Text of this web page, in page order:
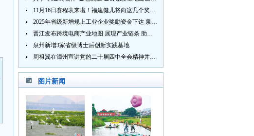
11月16日赛程表来啦！福建健儿将向这几个奖牌发起冲击→
2025年省级新增规上工业企业奖励资金下达 泉州市获补资金居全省首位
晋江发布跨境电商产业地图 展现产业链条 助力“晋品出海”
泉州新增3家省级博士后创新实践基地
周祖翼在漳州宣讲党的二十届四中全会精神并调研
图片新闻